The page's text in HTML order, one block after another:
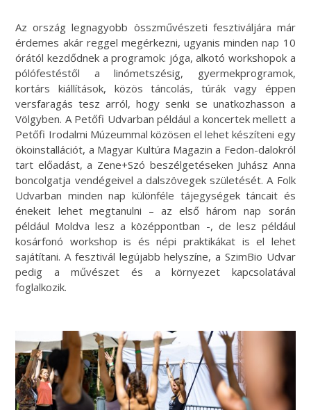
Az ország legnagyobb összművészeti fesztiváljára már
érdemes akár reggel megérkezni, ugyanis minden nap 10
órától kezdődnek a programok: jóga, alkotó workshopok a
pólófestéstől a linómetszésig, gyermekprogramok,
kortárs kiállítások, közös táncolás, túrák vagy éppen
versfaragás tesz arról, hogy senki se unatkozhasson a
Völgyben. A Petőfi Udvarban például a koncertek mellett a
Petőfi Irodalmi Múzeummal közösen el lehet készíteni egy
ökoinstallációt, a Magyar Kultúra Magazin a Fedon-dalokról
tart előadást, a Zene+Szó beszélgetéseken Juhász Anna
boncolgatja vendégeivel a dalszövegek születését. A Folk
Udvarban minden nap különféle tájegységek táncait és
énekeit lehet megtanulni – az első három nap során
például Moldva lesz a középpontban -, de lesz például
kosárfonó workshop is és népi praktikákat is el lehet
sajátítani. A fesztivál legújabb helyszíne, a SzimBio Udvar
pedig a művészet és a környezet kapcsolatával
foglalkozik.